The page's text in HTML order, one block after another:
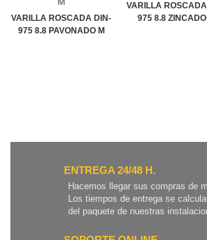
VARILLA ROSCADA DIN-
975 8.8 PAVONADO M
VARILLA
975 8.8 ZINCADO
ENTREGA 24/48 H.
Hacemos llegar sus compras de
Los tiempos de entrega se
del paquete de nuestras